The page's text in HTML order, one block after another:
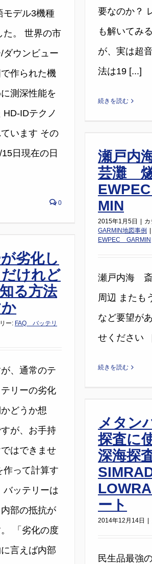
デル3機種
た。 世界の市
ダウンビュー
作られた機
測深性能を
HD-IDテクノ
います その
日現在の日
0
要なのか？
も解いてみ
が、実は超
法は19 [...]
続きを読む
瀬戸
芸灘
MIN
2015年1月5日 カ
GARMIN地図事例
EWPEC GARMIN
瀬戸内海
周辺 またも
など要望が
せください
続きを読む
劣化し
けれど
る方法
ー: FAQ バッテリ
、通常のテ
リーの劣化
どうか想
が、お手持
はできませ
作って計算す
バッテリーは
部の抵抗が
「劣化の度
言えば内部
メタン
探査に
深海探
ート
2014年12月14日
民生品最強